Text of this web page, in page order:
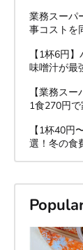
業務スーパ
事コストを
【1杯6円
味噌汁が最
【業務ス
1食270円で
【1杯40
選！冬の食